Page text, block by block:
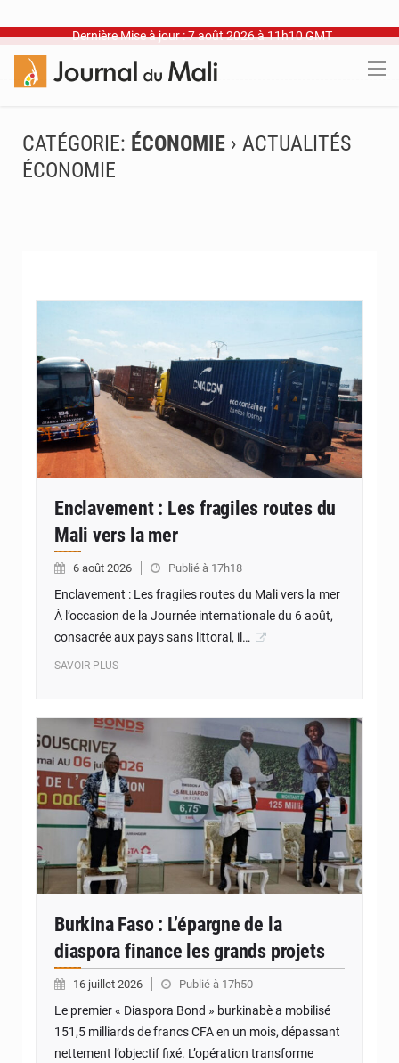
Dernière Mise à jour : 7 août 2026 à 11h10 GMT
CATÉGORIE: ÉCONOMIE › ACTUALITÉS
ÉCONOMIE
Enclavement : Les fragiles routes du
Mali vers la mer
6 août 2026 Publié à 17h18
Enclavement : Les fragiles routes du Mali vers la mer
À l’occasion de la Journée internationale du 6 août,
consacrée aux pays sans littoral, il…
SAVOIR PLUS
Burkina Faso : L’épargne de la
diaspora finance les grands projets
16 juillet 2026 Publié à 17h50
Le premier « Diaspora Bond » burkinabè a mobilisé
151,5 milliards de francs CFA en un mois, dépassant
nettement l’objectif fixé. L’opération transforme